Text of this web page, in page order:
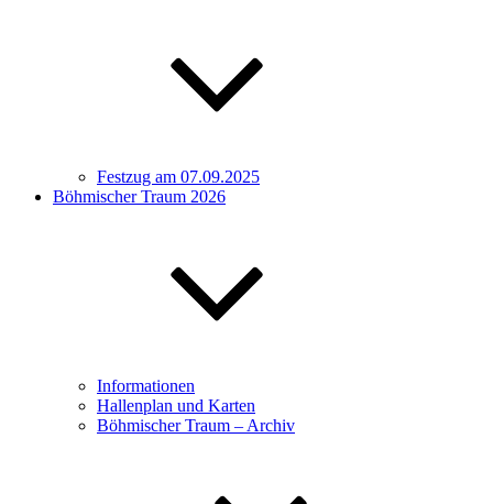
Festzug am 07.09.2025
Böhmischer Traum 2026
Informationen
Hallenplan und Karten
Böhmischer Traum – Archiv